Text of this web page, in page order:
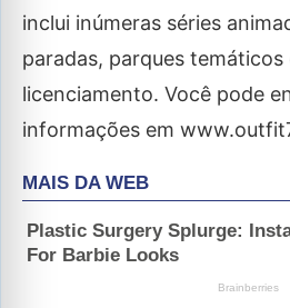
inclui inúmeras séries
paradas, parques
licenciamento. Você pode
informações em